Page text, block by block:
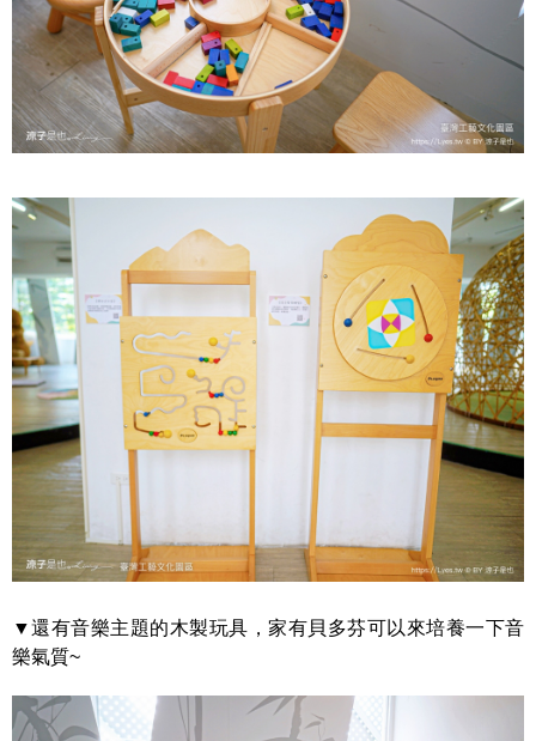
▼還有音樂主題的木製玩具，家有貝多芬可以來培養一下音
樂氣質~